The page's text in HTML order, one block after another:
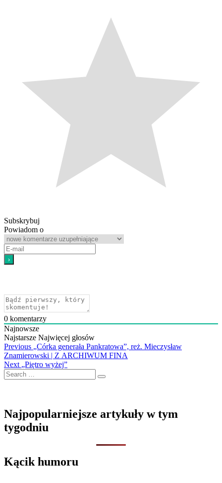
Subskrybuj
Powiadom o
0 komentarzy
Najnowsze
Najstarsze Najwięcej głosów
Nawigacja
wpisu
Previous
Previous
post:
„Córka generała Pankratowa”, reż. Mieczysław
Znamierowski | Z ARCHIWUM FINA
Next
Next
post:
„Piętro wyżej”
Search
…
Najpopularniejsze artykuły w tym
tygodniu
Kącik humoru